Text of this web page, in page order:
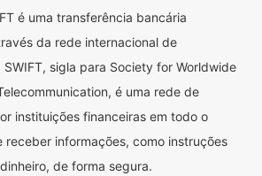
é uma transferência bancária
da rede internacional de
SWIFT, sigla para Society for Worldwide
é uma rede de
instituições financeiras em todo o
receber informações, como instruções
de forma segura.